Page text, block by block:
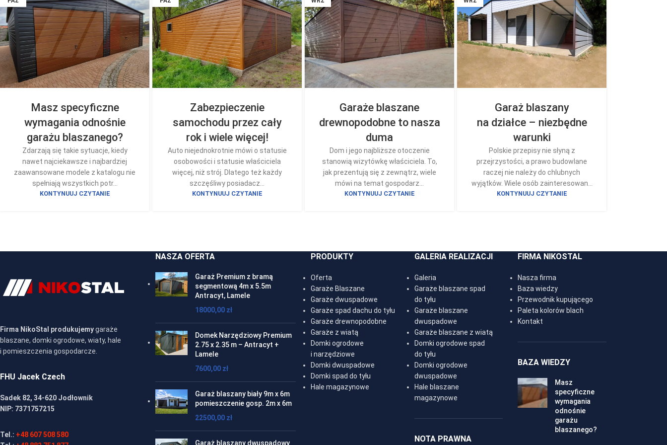
Masz specyficzne
wymagania odnośnie
garażu blaszanego?
Zdarzają się takie sytuacje, kiedy
nawet najciekawsze i najbardziej
zaawansowane modele z katalogu nie
spełniają wszystkich potr...
KONTYNUUJ CZYTANIE
Zabezpieczenie
samochodu przez cały
rok i wiele więcej!
Auto niejednokrotnie mówi o statusie
osobowości i statusie właściciela
więcej, niż strój. Dlatego też każdy
szczęśliwy posiadacz...
KONTYNUUJ CZYTANIE
Garaże blaszane
drewnopodobne to nasza
duma
Dom i jego najbliższe otoczenie
stanowią wizytówkę właściciela. To,
jak prezentują się z zewnątrz, wiele
mówi na temat gospodarz...
KONTYNUUJ CZYTANIE
Garaż blaszany
na działce – niezbędne
warunki
Polskie przepisy nie słyną z
przejrzystości, a prawo budowlane
raczej nie należy do chlubnych
wyjątków. Wiele osób zainteresowan...
KONTYNUUJ CZYTANIE
Firma NikoStal produkujemygaraże
blaszane, domki ogrodowe, wiaty, hale
i pomieszczenia gospodarcze.
FHU Jacek Czech
Sadek 82, 34-620 Jodłownik
NIP: 7371757215
Tel.: +48 607 508 580
NASZA OFERTA
Garaż Premium z bramą
segmentową 4m x 5.5m
Antracyt, Lamele
18000,00 zł
Domek Narzędziowy Premium
2.75 x 2.35 m – Antracyt +
Lamele
7600,00 zł
Garaż blaszany biały 9m x 6m
pomieszczenie gosp. 2m x 6m
22500,00 zł
Garaż blaszany dwuspadowy
PRODUKTY
Oferta
Garaże Blaszane
Garaże dwuspadowe
Garaże spad dachu do tyłu
Garaże drewnopodobne
Garaże z wiatą
Domki ogrodowe
i narzędziowe
Domki dwuspadowe
Domki spad do tyłu
Hale magazynowe
GALERIA REALIZACJI
Galeria
Garaże blaszane spad
do tyłu
Garaże blaszane
dwuspadowe
Garaże blaszane z wiatą
Domki ogrodowe spad
do tyłu
Domki ogrodowe
dwuspadowe
Hale blaszane
magazynowe
NOTA PRAWNA
FIRMA NIKOSTAL
Nasza firma
Baza wiedzy
Przewodnik kupującego
Paleta kolorów blach
Kontakt
BAZA WIEDZY
Masz
specyficzne
wymagania
odnośnie
garażu
blaszanego?